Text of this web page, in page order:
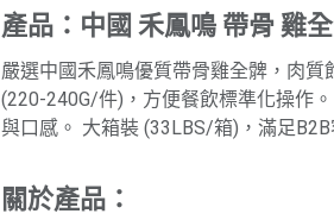
產品：中國 禾鳳鳴 帶骨 雞
嚴選中國禾鳳鳴優質帶骨雞全髀，肉質
(220-240G/件)，方便餐飲標準化操作
與口感。 大箱裝 (33LBS/箱)，滿足
關於產品：